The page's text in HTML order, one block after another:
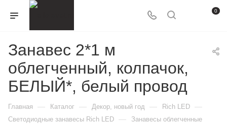
0
Занавес 2*1 м
облегченный, колпачок,
БЕЛЫЙ*, белый провод
Главная — Каталог — Декор, новый год — Rich LED —
Светодиодные занавесы Rich LED — Занавесы облегченные